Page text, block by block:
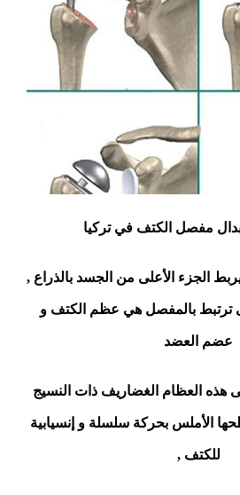
مفصل الكتف في تركيا
الجزء الأعلى من الجسد بالذراع ,
ترتبط بالمفصل هي عظم الكتف و
عضم العضد
هذه العظام الغضاريف ذات النسيج
الأملس بحركة سلسلة و إنسيابية
للكتف ,